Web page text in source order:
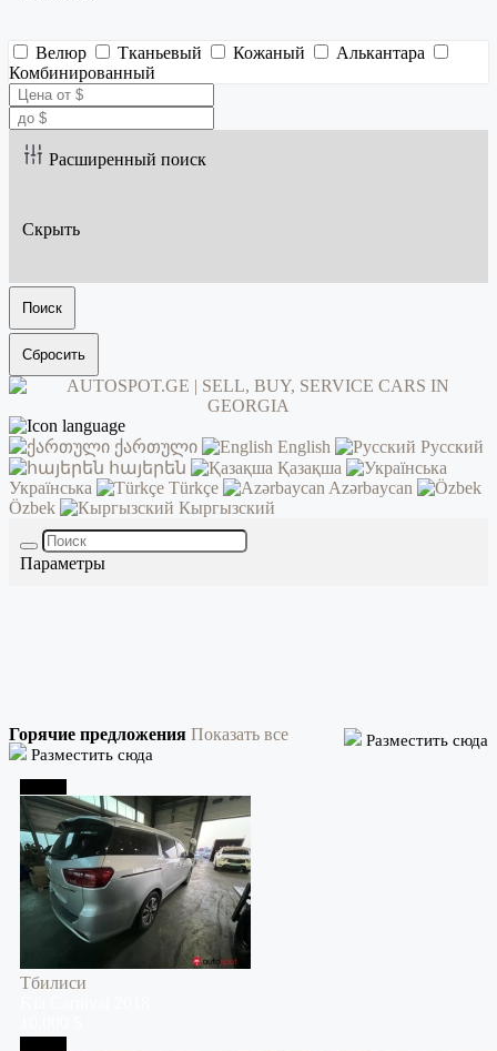
Велюр Тканьевый Кожаный
Алькантара
Комбинированный
Расширенный поиск
Скрыть
Поиск
Сбросить
ქართული English
Русский
հայերեն
Қазақша
Українська
Türkçe
Azərbaycan
Özbek
Кыргызский
Параметры
Горячие предложения Показать все
Разместить сюда
Разместить сюда
Тбилиси